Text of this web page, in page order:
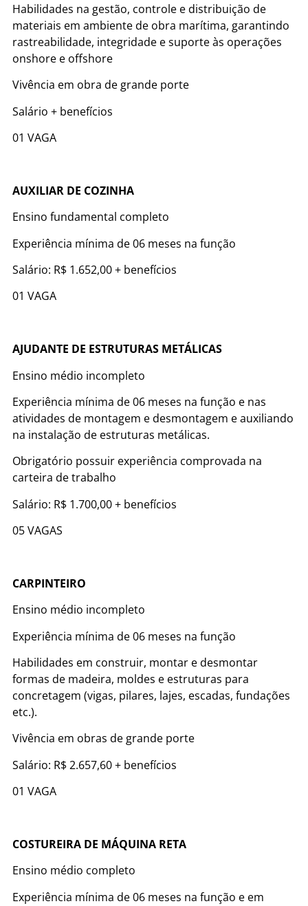
Habilidades na gestão, controle e distribuição de
materiais em ambiente de obra marítima, garantindo
rastreabilidade, integridade e suporte às operações
onshore e offshore
Vivência em obra de grande porte
Salário + benefícios
01 VAGA
AUXILIAR DE COZINHA
Ensino fundamental completo
Experiência mínima de 06 meses na função
Salário: R$ 1.652,00 + benefícios
01 VAGA
AJUDANTE DE ESTRUTURAS METÁLICAS
Ensino médio incompleto
Experiência mínima de 06 meses na função e nas
atividades de montagem e desmontagem e auxiliando
na instalação de estruturas metálicas.
Obrigatório possuir experiência comprovada na
carteira de trabalho
Salário: R$ 1.700,00 + benefícios
05 VAGAS
CARPINTEIRO
Ensino médio incompleto
Experiência mínima de 06 meses na função
Habilidades em construir, montar e desmontar
formas de madeira, moldes e estruturas para
concretagem (vigas, pilares, lajes, escadas, fundações
etc.).
Vivência em obras de grande porte
Salário: R$ 2.657,60 + benefícios
01 VAGA
COSTUREIRA DE MÁQUINA RETA
Ensino médio completo
Experiência mínima de 06 meses na função e em